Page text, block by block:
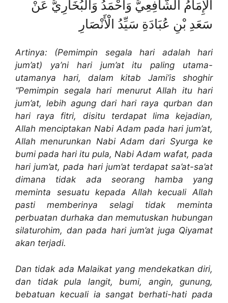
الْإِمَامُ الشَّافِعِيُّ وَأَحْمَدُ وَالْبُخَارِيُّ عَنْ
سَعَدِ بْنِ عُبَادَةِ سَيِّدُ الْأَنْصَارِ
Artinya: (Pemimpin segala hari adalah hari
jum’at) ya’ni hari jum’at itu paling utama-
utamanya hari, dalam kitab Jami’is shoghir
“Pemimpin segala hari menurut Allah itu hari
jum’at, lebih agung dari hari raya qurban dan
hari raya fitri, disitu terdapat lima kejadian,
Allah menciptakan Nabi Adam pada hari jum’at,
Allah menurunkan Nabi Adam dari Syurga ke
bumi pada hari itu pula, Nabi Adam wafat, pada
hari jum’at, pada hari jum’at terdapat sa’at-sa’at
dimana tidak ada seorang hamba yang
meminta sesuatu kepada Allah kecuali Allah
pasti memberinya selagi tidak meminta
perbuatan durhaka dan memutuskan hubungan
silaturohim, dan pada hari jum’at juga Qiyamat
akan terjadi.
Dan tidak ada Malaikat yang mendekatkan diri,
dan tidak pula langit, bumi, angin, gunung,
bebatuan kecuali ia sangat berhati-hati pada